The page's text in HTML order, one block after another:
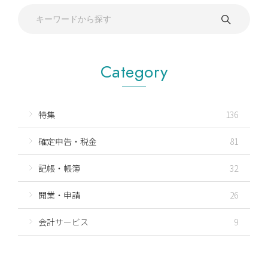
Category
特集 136
確定申告・税金 81
記帳・帳簿 32
開業・申請 26
会計サービス 9